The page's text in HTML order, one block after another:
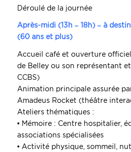
Déroulé de la journée
Après-midi (13h – 18h) – à
(60 ans et plus)
Accueil café et ouverture
de Belley ou son représentant
CCBS)
Animation principale assurée
Amadeus Rocket (théâtre
Ateliers thématiques :
• Mémoire : Centre hospitalier,
associations spécialisées
• Activité physique, sommeil,